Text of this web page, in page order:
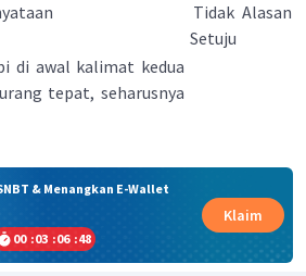
Tidak
Setuju
Alasan
di awal kalimat kedua
tepat, seharusnya
& Menangkan E-Wallet
00 :03 :06 :47
Klaim